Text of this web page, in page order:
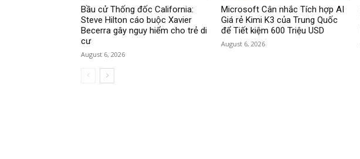
Bầu cử Thống đốc California:
Steve Hilton cáo buộc Xavier
Becerra gây nguy hiểm cho trẻ di
cư
August 6, 2026
Microsoft Cân nhắc Tích hợp AI
Giá rẻ Kimi K3 của Trung Quốc
để Tiết kiệm 600 Triệu USD
August 6, 2026